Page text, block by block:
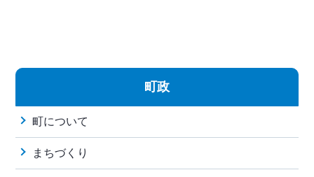
町政
町について
まちづくり